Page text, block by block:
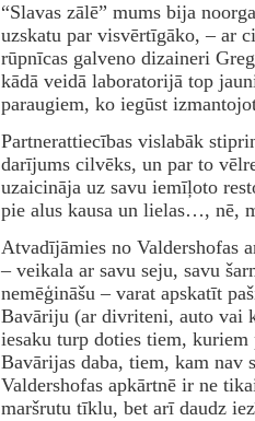
“Slavas zālē” mums bija
uzskatu par visvērtīgāko, – ar
rūpnīcas galveno dizaineri
kādā veidā laboratorijā top
paraugiem, ko iegūst
Partnerattiecības vislabāk
darījums cilvēks, un par to
uzaicināja uz savu iemīļoto
pie alus kausa un lielas…, nē,
Atvadījāmies no Valdershofas
– veikala ar savu seju, savu
nemēģināšu – varat apskatīt
Bavāriju (ar divriteni, auto vai
iesaku turp doties tiem,
Bavārijas daba, tiem, kam nav
Valdershofas apkārtnē ir ne
maršrutu tīklu, bet arī daudz